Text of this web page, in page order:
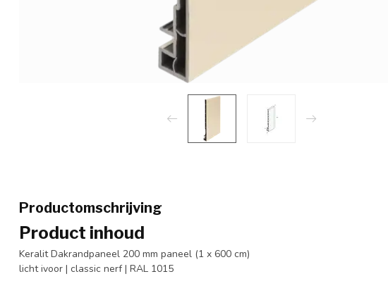
Productomschrijving
Product inhoud
Keralit Dakrandpaneel 200 mm paneel (1 x 600 cm)
licht ivoor | classic nerf | RAL 1015